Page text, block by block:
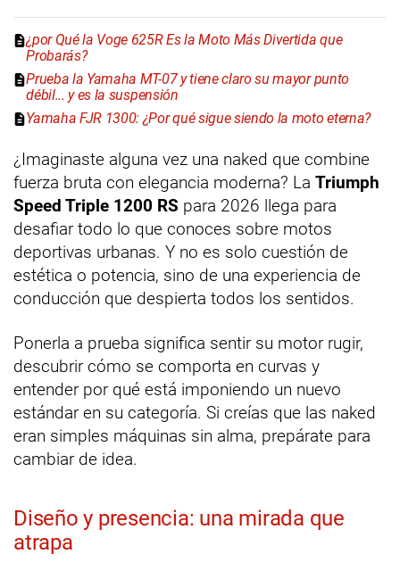
¿por Qué la Voge 625R Es la Moto Más Divertida que
Probarás?
Prueba la Yamaha MT-07 y tiene claro su mayor punto
débil... y es la suspensión
Yamaha FJR 1300: ¿Por qué sigue siendo la moto eterna?
¿Imaginaste alguna vez una naked que combine
fuerza bruta con elegancia moderna? La Triumph
Speed Triple 1200 RS para 2026 llega para
desafiar todo lo que conoces sobre motos
deportivas urbanas. Y no es solo cuestión de
estética o potencia, sino de una experiencia de
conducción que despierta todos los sentidos.
Ponerla a prueba significa sentir su motor rugir,
descubrir cómo se comporta en curvas y
entender por qué está imponiendo un nuevo
estándar en su categoría. Si creías que las naked
eran simples máquinas sin alma, prepárate para
cambiar de idea.
Diseño y presencia: una mirada que
atrapa